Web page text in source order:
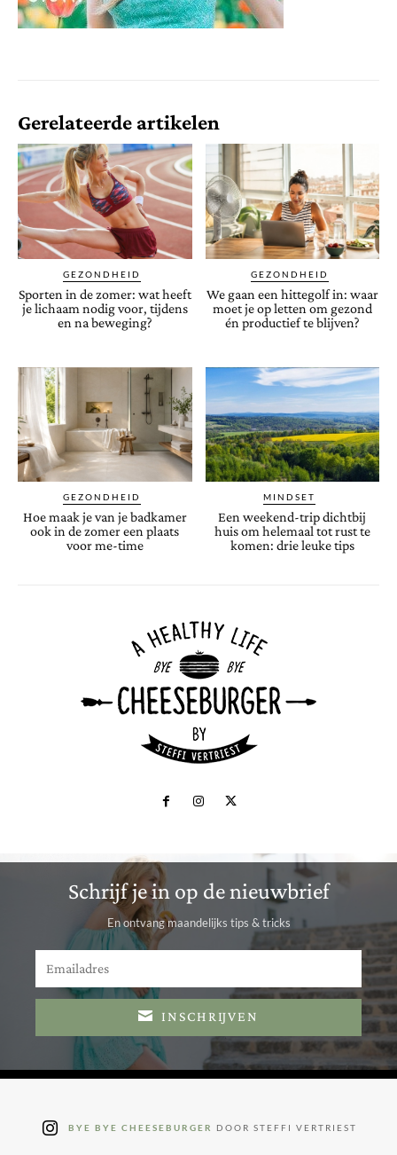
Gerelateerde artikelen
GEZONDHEID
Sporten in de zomer: wat heeft
je lichaam nodig voor, tijdens
en na beweging?
GEZONDHEID
We gaan een hittegolf in: waar
moet je op letten om gezond
én productief te blijven?
GEZONDHEID
Hoe maak je van je badkamer
ook in de zomer een plaats
voor me-time
MINDSET
Een weekend-trip dichtbij
huis om helemaal tot rust te
komen: drie leuke tips
Schrijf je in op de nieuwbrief
En ontvang maandelijks tips & tricks
INSCHRIJVEN
BYE BYE CHEESEBURGER DOOR STEFFI VERTRIEST